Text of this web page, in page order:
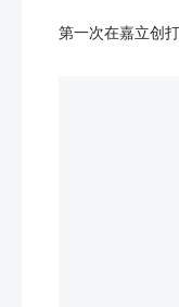
第一次在嘉立创